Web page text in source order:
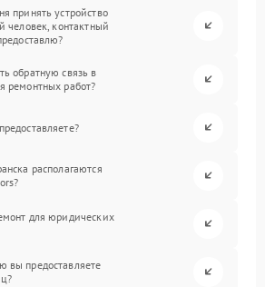
принять устройство
человек, контактный
обратную связь в
ремонтных работ?
располагаются
для юридических
вы предоставляете